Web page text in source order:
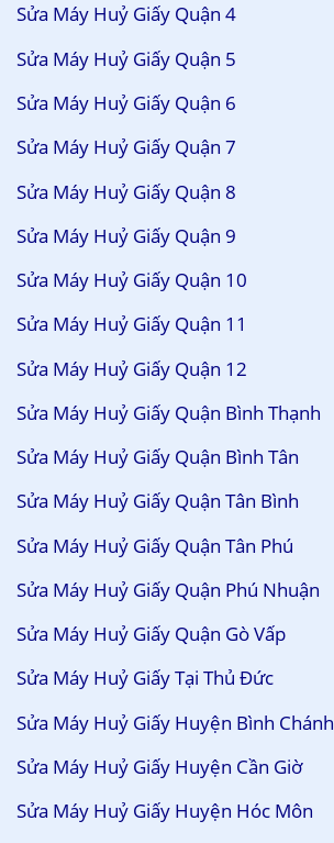
Sửa Máy Huỷ Giấy Quận 4
Sửa Máy Huỷ Giấy Quận 5
Sửa Máy Huỷ Giấy Quận 6
Sửa Máy Huỷ Giấy Quận 7
Sửa Máy Huỷ Giấy Quận 8
Sửa Máy Huỷ Giấy Quận 9
Sửa Máy Huỷ Giấy Quận 10
Sửa Máy Huỷ Giấy Quận 11
Sửa Máy Huỷ Giấy Quận 12
Sửa Máy Huỷ Giấy Quận Bình Thạnh
Sửa Máy Huỷ Giấy Quận Bình Tân
Sửa Máy Huỷ Giấy Quận Tân Bình
Sửa Máy Huỷ Giấy Quận Tân Phú
Sửa Máy Huỷ Giấy Quận Phú Nhuận
Sửa Máy Huỷ Giấy Quận Gò Vấp
Sửa Máy Huỷ Giấy Tại Thủ Đức
Sửa Máy Huỷ Giấy Huyện Bình Chánh
Sửa Máy Huỷ Giấy Huyện Cần Giờ
Sửa Máy Huỷ Giấy Huyện Hóc Môn